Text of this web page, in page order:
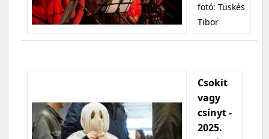
fotó: Tüskés
Tibor
Csokit
vagy
csínyt -
2025.